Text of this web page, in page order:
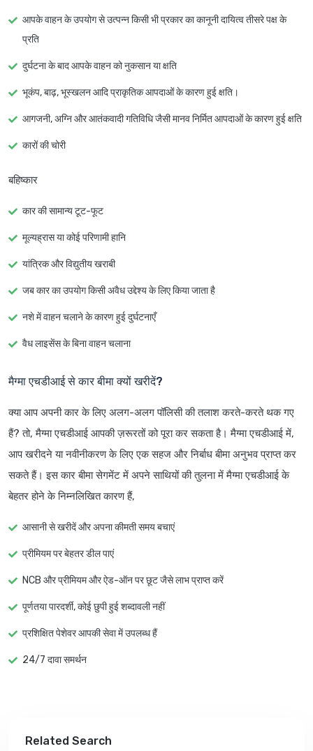
आपके वाहन के उपयोग से उत्पन्न किसी भी प्रकार का कानूनी दायित्व तीसरे पक्ष के
प्रति
दुर्घटना के बाद आपके वाहन को नुकसान या क्षति
भूकंप, बाढ़, भूस्खलन आदि प्राकृतिक आपदाओं के कारण हुई क्षति।
आगजनी, अग्नि और आतंकवादी गतिविधि जैसी मानव निर्मित आपदाओं के कारण हुई क्षति
कारों की चोरी
बहिष्कार
कार की सामान्य टूट-फूट
मूल्यह्रास या कोई परिणामी हानि
यांत्रिक और विद्युतीय खराबी
जब कार का उपयोग किसी अवैध उद्देश्य के लिए किया जाता है
नशे में वाहन चलाने के कारण हुई दुर्घटनाएँ
वैध लाइसेंस के बिना वाहन चलाना
मैग्मा एचडीआई से कार बीमा क्यों खरीदें?
क्या आप अपनी कार के लिए अलग-अलग पॉलिसी की तलाश करते-करते थक गए
हैं? तो, मैग्मा एचडीआई आपकी ज़रूरतों को पूरा कर सकता है। मैग्मा एचडीआई में,
आप खरीदने या नवीनीकरण के लिए एक सहज और निर्बाध बीमा अनुभव प्राप्त कर
सकते हैं। इस कार बीमा सेगमेंट में अपने साथियों की तुलना में मैग्मा एचडीआई के
बेहतर होने के निम्नलिखित कारण हैं,
आसानी से खरीदें और अपना कीमती समय बचाएं
प्रीमियम पर बेहतर डील पाएं
NCB और प्रीमियम और ऐड-ऑन पर छूट जैसे लाभ प्राप्त करें
पूर्णतया पारदर्शी, कोई छुपी हुई शब्दावली नहीं
प्रशिक्षित पेशेवर आपकी सेवा में उपलब्ध हैं
24/7 दावा समर्थन
Related Search